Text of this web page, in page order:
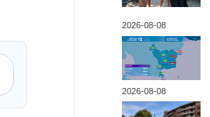
2026-08-08
2026-08-08